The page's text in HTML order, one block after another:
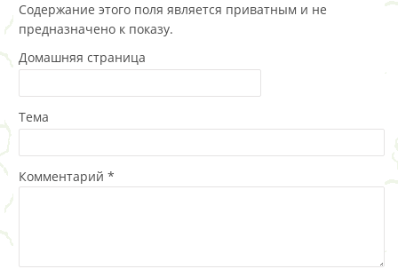
Содержание этого поля является приватным и не
предназначено к показу.
Домашняя страница
Тема
Комментарий *